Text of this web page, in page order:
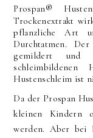
Prospan®
Trockenextrakt
pflanzliche Art
Durchtatmen.
gemildert und
Hustenschleim ist
Da der Prospan
kleinen Kindern
werden. Aber bei